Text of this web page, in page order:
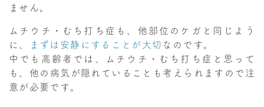
ません。
ムチウチ・むち打ち症も、他部位のケガと同じよう
に、
まずは安静にすることが大切 なのです。
中でも高齢者では、ムチウチ・むち打ち症と思って
も、他の病気が隠れていることも考えられますので注
意が必要です。